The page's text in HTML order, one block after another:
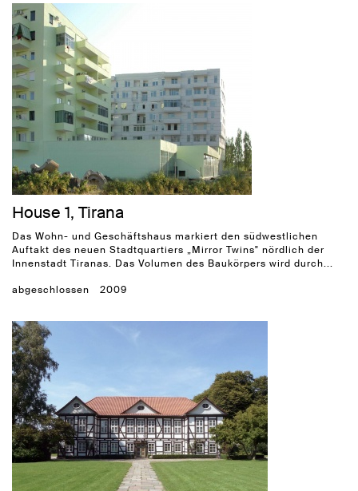
House 1, Tirana
Das Wohn- und Geschäftshaus markiert den südwestlichen
Auftakt des neuen Stadtquartiers „Mirror Twins" nördlich der
Innenstadt Tiranas. Das Volumen des Baukörpers wird durch...
abgeschlossen 2009